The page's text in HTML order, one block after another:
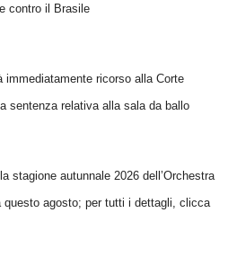
contro il Brasile
immediatamente ricorso alla Corte
sentenza relativa alla sala da ballo
stagione autunnale 2026 dell’Orchestra
questo agosto; per tutti i dettagli, clicca